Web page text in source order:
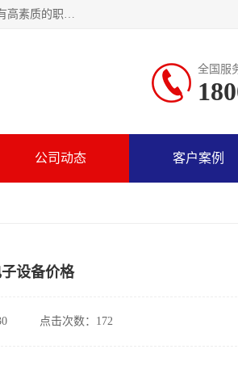
北京熹格姆医疗科技有限公司,主要致力于精神科、精神诊断分析仪、心理科、康复类仪器的推广和销售。公司拥有高素质的职工队伍和完善的服务体系,实行安装、调试、人员培训及售后保障一条龙服务,力求为精神、神经健康事业做岀应有的贡献，我们诚恳期待全国各医疗单位和经营公司与我们合作。
全国服
公司动态 客户案例
设备价格
点击次数：172